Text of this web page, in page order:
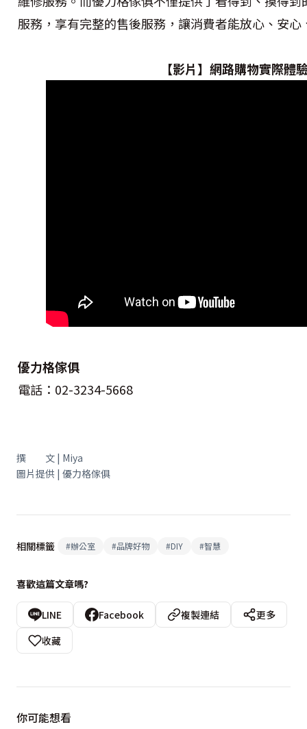
服務，享有完整的售後服務，讓消費者能放心、安
【影片】網路購物實際體
優力格傢俱
電話：02-3234-5668
撰 文 | Miya
圖片提供 | 優力格傢俱
相關標籤 #辦公室 #品牌好物 #DIY #智慧
喜歡這篇文章嗎?
LINE Facebook 複製連結
更多
收藏
你可能想看